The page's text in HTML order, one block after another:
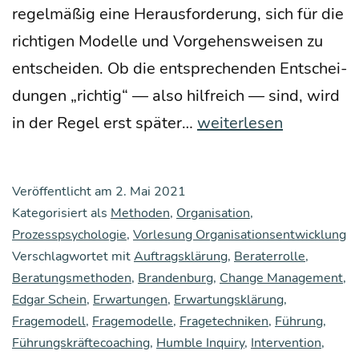
regel­mä­ßig eine Her­aus­for­de­rung, sich für die
rich­ti­gen Model­le und Vor­ge­hens­wei­sen zu
ent­schei­den. Ob die ent­spre­chen­den Ent­schei­
dun­gen „rich­tig“ — also hilf­reich — sind, wird
in der Regel erst spä­ter… Die
von
Mensch
und
Orga­
ni­
sa­
weiterlesen
Veröffentlicht am 2. Mai 2021
Kategorisiert als Methoden, Organisation,
Prozesspsychologie, Vorlesung Organisationsentwicklung
Verschlagwortet mitAuftragsklärung, Beraterrolle,
Beratungsmethoden, Brandenburg, Change Management,
Edgar Schein, Erwartungen, Erwartungsklärung,
Fragemodell, Fragemodelle, Fragetechniken, Führung,
Führungskräftecoaching, Humble Inquiry, Intervention,